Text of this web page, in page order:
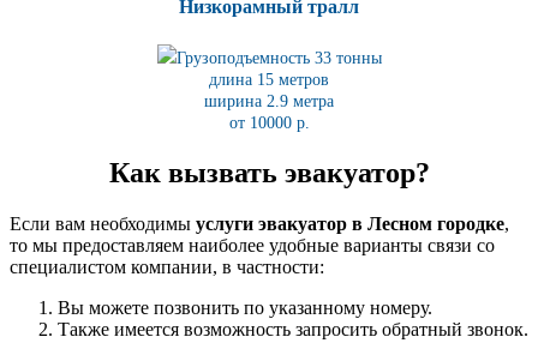
Низкорамный тралл
Грузоподъемность 33 тонны
длина 15 метров
ширина 2.9 метра
от 10000 р.
Как вызвать эвакуатор?
Если вам необходимы услуги эвакуатор в Лесном городке,
то мы предоставляем наиболее удобные варианты связи со
специалистом компании, в частности:
Вы можете позвонить по указанному номеру.
Также имеется возможность запросить обратный звонок.